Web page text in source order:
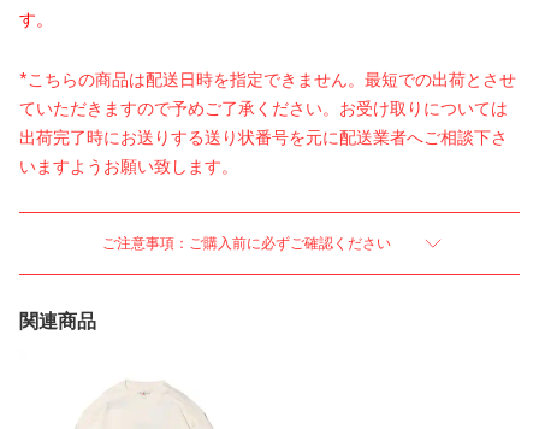
す。
*こちらの商品は配送日時を指定できません。最短での出荷とさせ
ていただきますので予めご了承ください。お受け取りについては
出荷完了時にお送りする送り状番号を元に配送業者へご相談下さ
いますようお願い致します。
ご注意事項：ご購入前に必ずご確認ください
関連商品